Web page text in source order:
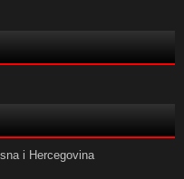
i Hercegovina